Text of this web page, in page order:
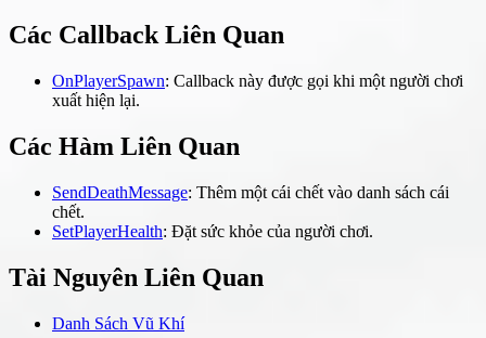
Các Callback Liên Quan
OnPlayerSpawn: Callback này được gọi khi một người chơi
xuất hiện lại.
Các Hàm Liên Quan
SendDeathMessage: Thêm một cái chết vào danh sách cái
chết.
SetPlayerHealth: Đặt sức khỏe của người chơi.
Tài Nguyên Liên Quan
Danh Sách Vũ Khí